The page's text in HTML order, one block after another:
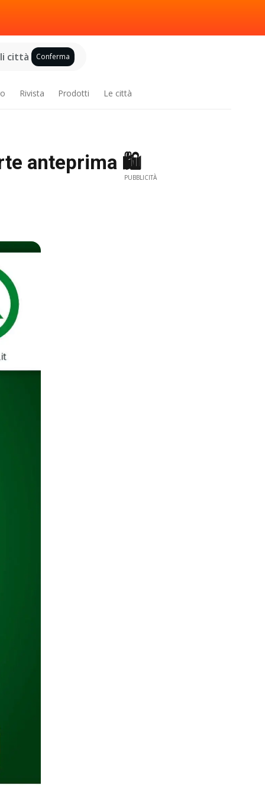
città Conferma
Rivista Prodotti Le città
anteprima 🛍️
PUBBLICITÀ